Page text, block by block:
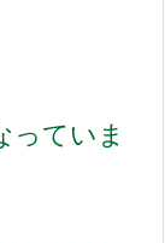
ていま